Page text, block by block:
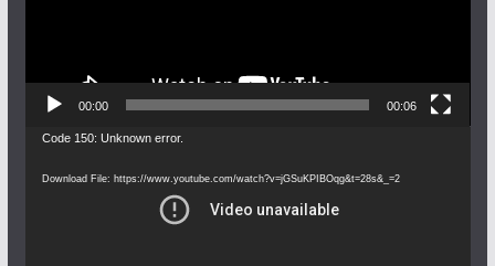
00:00 00:06
Video
Code 150: Unknown error.
Download File: https://www.youtube.com/watch?v=jGSuKPIBOqg&t=28s&_=2